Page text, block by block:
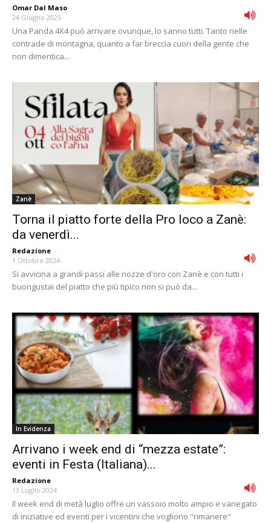
Omar Dal Maso -
24 Giugno 2025
Una Panda 4X4 può arrivare ovunque, lo sanno tutti. Tanto nelle
contrade di montagna, quanto a far breccia cuori della gente che
non dimentica...
Zanè
Torna il piatto forte della Pro loco a Zanè:
da venerdì...
Redazione -
1 Ottobre 2024
Si avvicina a grandi passi alle nozze d'oro con Zanè e con tutti i
buongustai del piatto che più tipico non si può da...
In Evidenza
Arrivano i week end di “mezza estate”:
eventi in Festa (Italiana)...
Redazione -
13 Luglio 2024
Il week end di metà luglio offre un vassoio molto ampio e variegato
di iniziative ed eventi per i vicentini che vogliono "rimanere"